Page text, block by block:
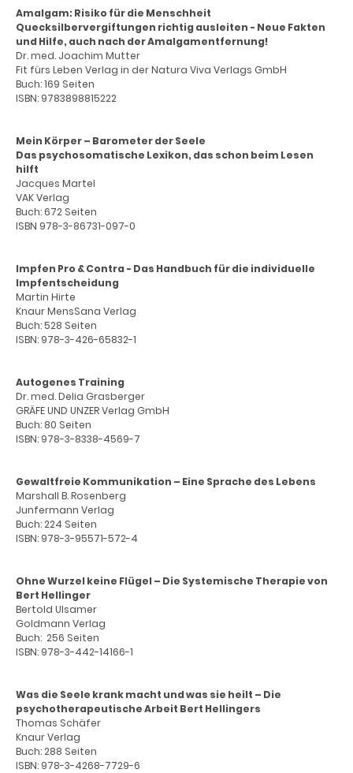
Amalgam: Risiko für die Menschheit
Quecksilbervergiftungen richtig ausleiten - Neue Fakten
und Hilfe, auch nach der Amalgamentfernung!
Dr. med. Joachim Mutter
Fit fürs Leben Verlag in der Natura Viva Verlags GmbH
Buch: 169 Seiten
ISBN: 9783898815222
Mein Körper – Barometer der Seele
Das psychosomatische Lexikon, das schon beim Lesen
hilft
Jacques Martel
VAK Verlag
Buch: 672 Seiten
ISBN 978-3-86731-097-0
Impfen Pro & Contra - Das Handbuch für die individuelle
Impfentscheidung
Martin Hirte
Knaur MensSana Verlag
Buch: 528 Seiten
ISBN: 978-3-426-65832-1
Autogenes Training
Dr. med. Delia Grasberger
GRÄFE UND UNZER Verlag GmbH
Buch: 80 Seiten
ISBN: 978-3-8338-4569-7
Gewaltfreie Kommunikation – Eine Sprache des Lebens
Marshall B. Rosenberg
Junfermann Verlag
Buch: 224 Seiten
ISBN: 978-3-95571-572-4
Ohne Wurzel keine Flügel – Die Systemische Therapie von
Bert Hellinger
Bertold Ulsamer
Goldmann Verlag
Buch: 256 Seiten
ISBN: 978-3-442-14166-1
Was die Seele krank macht und was sie heilt – Die
psychotherapeutische Arbeit Bert Hellingers
Thomas Schäfer
Knaur Verlag
Buch: 288 Seiten
ISBN: 978-3-4268-7729-6